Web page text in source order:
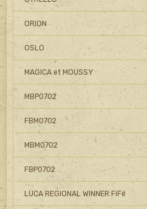
ORION
OSLO
MAGICA et MOUSSY
MBP0702
FBM0702
MBM0702
FBP0702
LUCA REGIONAL WINNER FiFé